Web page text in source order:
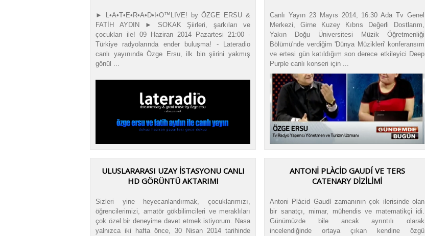
► L•A•T•E•R•A•D•I•O™LIVE! by ÖZGE ERSU &
FATİH AYDIN ► SOKAK Şiirleri, şarkıları ve
çocukları ile! 09 Haziran 2014 Pazartesi 21:00 -
Türkiye radyolarında ender buluşma! - Lateradio
canlı yayınında Özge Ersu, ilk bin şiirini yakmış
gönül ...
Canlı Yayın 23 Mayıs 2014, 16:30 Ada Tv Genel
Merkezi, Girne Kuzey Kıbrıs Değerli Dostlarım,
Yakın Doğu Üniversitesi Müzik Öğretmenliği
Bölümü'nde verdiğim 'Dünya Müzikleri' konferansım
ve ertesi gün katıldığım son derece etkileyici Deep
Purple canlı konseri için ...
ULUSLARARASI UZAY İSTASYONU CANLI
HD GÖRÜNTÜ AKTARIMI
Sizleri yine heyecanlandırmak, çocuklarımızı,
öğrencilerimizi, amatör gökbilimcileri ve meraklıları
çok özel bir deneyime davet etmek istiyorum. Nasa
yalnızca iki hafta önce, 30 Nisan 2014 tarihinde
ANTONİ PLÀCİD GAUDÍ VE TERS
CATENARY DİZİLİMİ
Antoni Plàcid Gaudí zamanının çok ilerisinde olan
bir sanatçı, mimar, mühendis ve matematikçi idi.
Günümüzde bile ancak ayrıntılı olarak
incelendiğinde ortaya çıkan kendine özgü